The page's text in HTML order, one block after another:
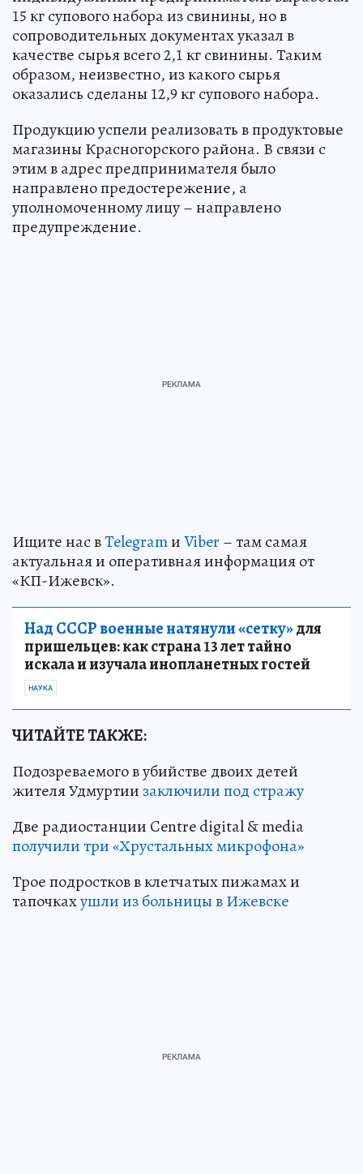
15 кг супового набора из свинины, но в
сопроводительных документах указал в
качестве сырья всего 2,1 кг свинины. Таким
образом, неизвестно, из какого сырья
оказались сделаны 12,9 кг супового набора.
Продукцию успели реализовать в продуктовые
магазины Красногорского района. В связи с
этим в адрес предпринимателя было
направлено предостережение, а
уполномоченному лицу – направлено
предупреждение.
Ищите нас вTelegramиViber – там самая
актуальная и оперативная информация от
«КП-Ижевск».
Над СССР военные натянули «сетку»для
пришельцев: как страна 13 лет тайно
искала и изучала инопланетных гостей
НАУКА
ЧИТАЙТЕ ТАКЖЕ:
Подозреваемого в убийстве двоих детей
жителя Удмуртии заключили под стражу
Две радиостанции Centre digital & media
получили три «Хрустальных микрофона»
Трое подростков в клетчатых пижамах и
тапочкахушли из больницы в Ижевске